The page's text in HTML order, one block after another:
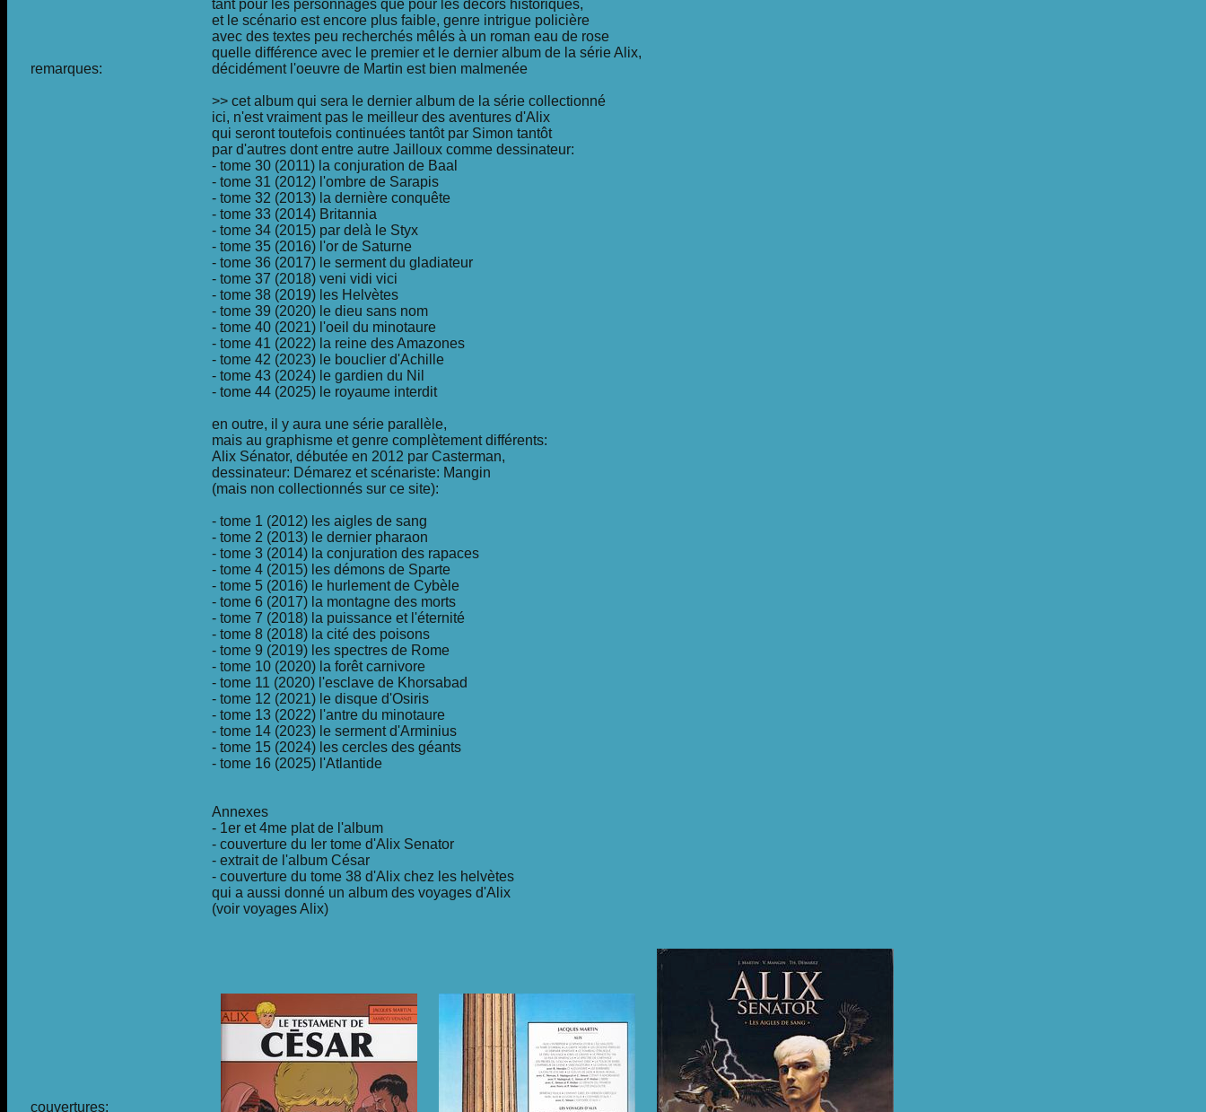
remarques:
tant pour les personnages que pour les décors historiques,
et le scénario est encore plus faible, genre intrigue policière
avec des textes peu recherchés mêlés à un roman eau de rose
quelle différence avec le premier et le dernier album de la série Alix,
décidément l'oeuvre de Martin est bien malmenée
>> cet album qui sera le dernier album de la série collectionné
ici, n'est vraiment pas le meilleur des aventures d'Alix
qui seront toutefois continuées tantôt par Simon tantôt
par d'autres dont entre autre Jailloux comme dessinateur:
- tome 30 (2011) la conjuration de Baal
- tome 31 (2012) l'ombre de Sarapis
- tome 32 (2013) la dernière conquête
- tome 33 (2014) Britannia
- tome 34 (2015) par delà le Styx
- tome 35 (2016) l'or de Saturne
- tome 36 (2017) le serment du gladiateur
- tome 37 (2018) veni vidi vici
- tome 38 (2019) les Helvètes
- tome 39 (2020) le dieu sans nom
- tome 40 (2021) l'oeil du minotaure
- tome 41 (2022) la reine des Amazones
- tome 42 (2023) le bouclier d'Achille
- tome 43 (2024) le gardien du Nil
- tome 44 (2025) le royaume interdit
en outre, il y aura une série parallèle,
mais au graphisme et genre complètement différents:
Alix Sénator, débutée en 2012 par Casterman,
dessinateur: Démarez et scénariste: Mangin
(mais non collectionnés sur ce site):
- tome 1 (2012) les aigles de sang
- tome 2 (2013) le dernier pharaon
- tome 3 (2014) la conjuration des rapaces
- tome 4 (2015) les démons de Sparte
- tome 5 (2016) le hurlement de Cybèle
- tome 6 (2017) la montagne des morts
- tome 7 (2018) la puissance et l'éternité
- tome 8 (2018) la cité des poisons
- tome 9 (2019) les spectres de Rome
- tome 10 (2020) la forêt carnivore
- tome 11 (2020) l'esclave de Khorsabad
- tome 12 (2021) le disque d'Osiris
- tome 13 (2022) l'antre du minotaure
- tome 14 (2023) le serment d'Arminius
- tome 15 (2024) les cercles des géants
- tome 16 (2025) l'Atlantide
Annexes
- 1er et 4me plat de l'album
- couverture du Ier tome d'Alix Senator
- extrait de l'album César
- couverture du tome 38 d'Alix chez les helvètes
qui a aussi donné un album des voyages d'Alix
(voir voyages Alix)
couvertures: